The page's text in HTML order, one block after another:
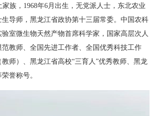
族，1968年6月出生，无党派人士，东北农业
导师，黑龙江省政协第十三届常委。中国农科
室微生物天然产物首席科学家，国家高层次人
教师、全国先进工作者、全国优秀科技工作
师）、黑龙江省高校“三育人”优秀教师、黑龙
誉称号。